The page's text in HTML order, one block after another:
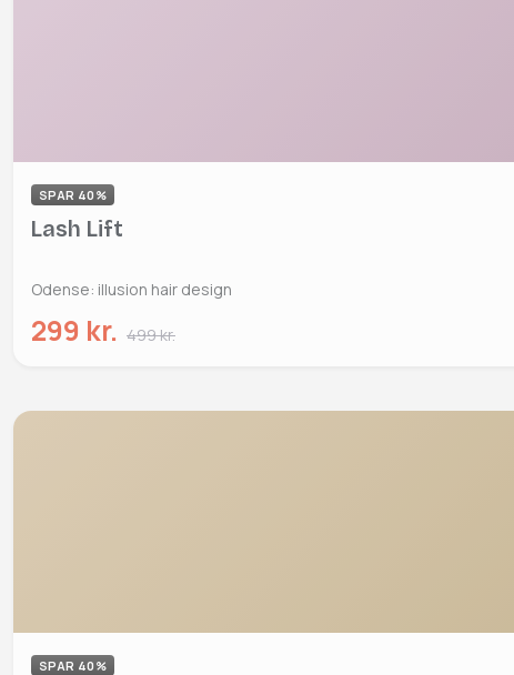
SPAR 40%
Lash Lift
Odense: illusion hair design
299 kr. 499 kr.
SPAR 40%